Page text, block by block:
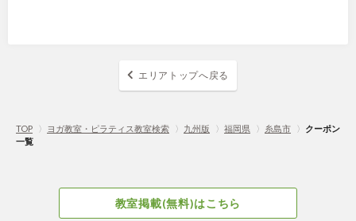
エリアトップへ戻る
TOP 〉 ヨガ教室・ピラティス教室検索 〉 九州版 〉 福岡県 〉 糸島市 〉 クーポン
一覧
教室掲載(無料)はこちら